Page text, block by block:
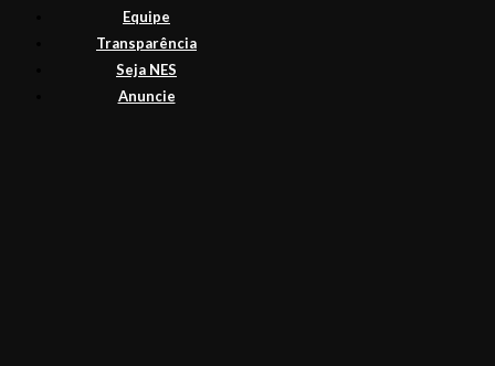
Equipe
Transparência
Seja NES
Anuncie